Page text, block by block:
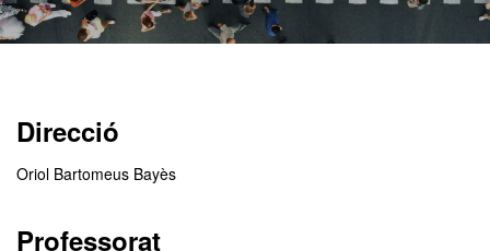
Direcció
Oriol Bartomeus Bayès
Professorat